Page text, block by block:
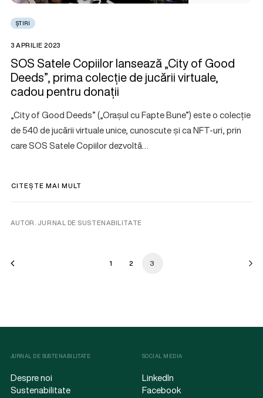
ȘTIRI
3 APRILIE 2023
SOS Satele Copiilor lansează „City of Good
Deeds”, prima colecție de jucării virtuale,
cadou pentru donații
„City of Good Deeds” („Orașul cu Fapte Bune”) este o colecție
de 540 de jucării virtuale unice, cunoscute și ca NFT-uri, prin
care SOS Satele Copiilor dezvoltă…
CITEȘTE MAI MULT
AUTOR. JURNAL DE SUSTENABILITATE
1 2 3
JURNAL DE SUSTENABILITATE
Despre noi
Sustenabilitate
SOCIAL MEDIA
LinkedIn
Facebook